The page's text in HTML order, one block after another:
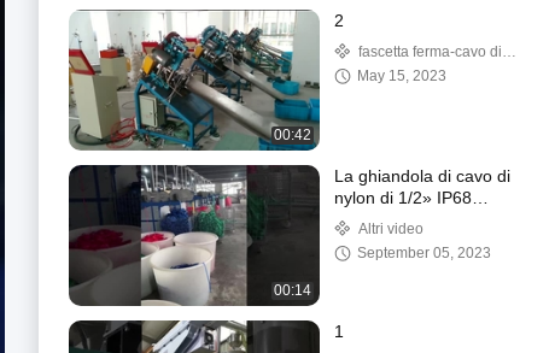
00:42
2
fascetta ferma-cavo di
acciaio inossidabile
May 15, 2023
00:14
La ghiandola di cavo di
nylon di 1/2» IP68
impermeabilizza la
presa di nylon del cavo
di gommino di
Altri video
September 05, 2023
1